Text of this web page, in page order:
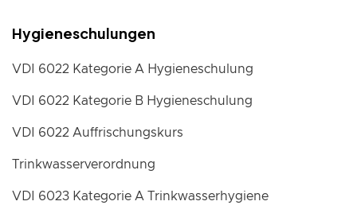
Hygieneschulungen
VDI 6022 Kategorie A Hygieneschulung
VDI 6022 Kategorie B Hygieneschulung
VDI 6022 Auffrischungskurs
Trinkwasserverordnung
VDI 6023 Kategorie A Trinkwasserhygiene